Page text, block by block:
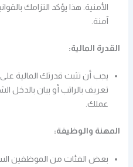
الأمنية. هذا يؤكد التزامك
آمنة.
القدرة المالية:
يجب أن تثبت قدرتك المالية
تعريف بالراتب أو بيان
عملك.
المهنة والوظيفة:
بعض الفئات من الموظفين